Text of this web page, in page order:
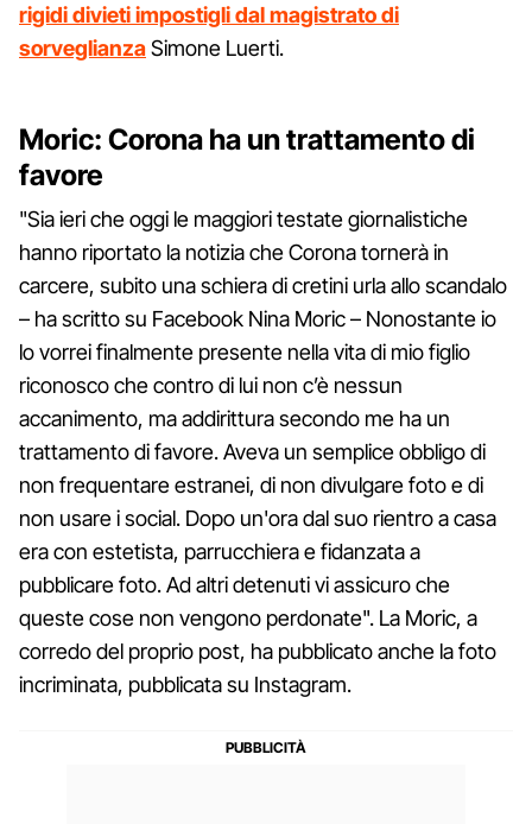
rigidi divieti impostigli dal magistrato di
sorveglianzaSimone Luerti.
Moric: Corona ha un trattamento di
favore
"Sia ieri che oggi le maggiori testate giornalistiche
hanno riportato la notizia che Corona tornerà in
carcere, subito una schiera di cretini urla allo scandalo
– ha scritto su Facebook Nina Moric – Nonostante io
lo vorrei finalmente presente nella vita di mio figlio
riconosco che contro di lui non c’è nessun
accanimento, ma addirittura secondo me ha un
trattamento di favore. Aveva un semplice obbligo di
non frequentare estranei, di non divulgare foto e di
non usare i social. Dopo un'ora dal suo rientro a casa
era con estetista, parrucchiera e fidanzata a
pubblicare foto. Ad altri detenuti vi assicuro che
queste cose non vengono perdonate". La Moric, a
corredo del proprio post, ha pubblicato anche la foto
incriminata, pubblicata su Instagram.